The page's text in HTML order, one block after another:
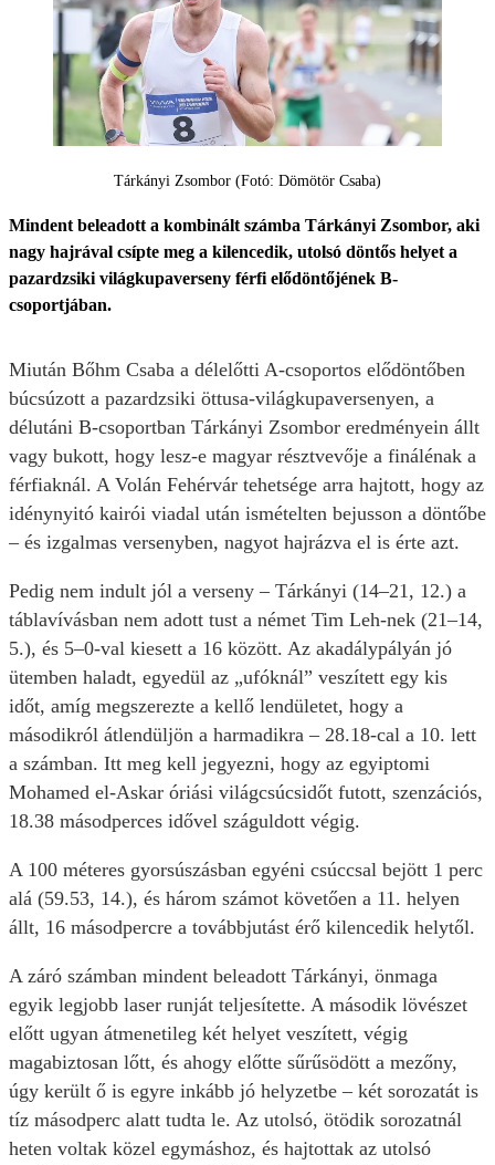
Tárkányi Zsombor (Fotó: Dömötör Csaba)
Mindent beleadott a kombinált számba Tárkányi Zsombor, aki
nagy hajrával csípte meg a kilencedik, utolsó döntős helyet a
pazardzsiki világkupaverseny férfi elődöntőjének B-
csoportjában.
Miután Bőhm Csaba a délelőtti A-csoportos elődöntőben
búcsúzott a pazardzsiki öttusa-világkupaversenyen, a
délutáni B-csoportban Tárkányi Zsombor eredményein állt
vagy bukott, hogy lesz-e magyar résztvevője a finálénak a
férfiaknál. A Volán Fehérvár tehetsége arra hajtott, hogy az
idénynyitó kairói viadal után ismételten bejusson a döntőbe
– és izgalmas versenyben, nagyot hajrázva el is érte azt.
Pedig nem indult jól a verseny – Tárkányi (14–21, 12.) a
táblavívásban nem adott tust a német Tim Leh-nek (21–14,
5.), és 5–0-val kiesett a 16 között. Az akadálypályán jó
ütemben haladt, egyedül az „ufóknál” veszített egy kis
időt, amíg megszerezte a kellő lendületet, hogy a
másodikról átlendüljön a harmadikra – 28.18-cal a 10. lett
a számban. Itt meg kell jegyezni, hogy az egyiptomi
Mohamed el-Askar óriási világcsúcsidőt futott, szenzációs,
18.38 másodperces idővel száguldott végig.
A 100 méteres gyorsúszásban egyéni csúccsal bejött 1 perc
alá (59.53, 14.), és három számot követően a 11. helyen
állt, 16 másodpercre a továbbjutást érő kilencedik helytől.
A záró számban mindent beleadott Tárkányi, önmaga
egyik legjobb laser runját teljesítette. A második lövészet
előtt ugyan átmenetileg két helyet veszített, végig
magabiztosan lőtt, és ahogy előtte sűrűsödött a mezőny,
úgy került ő is egyre inkább jó helyzetbe – két sorozatát is
tíz másodperc alatt tudta le. Az utolsó, ötödik sorozatnál
heten voltak közel egymáshoz, és hajtottak az utolsó